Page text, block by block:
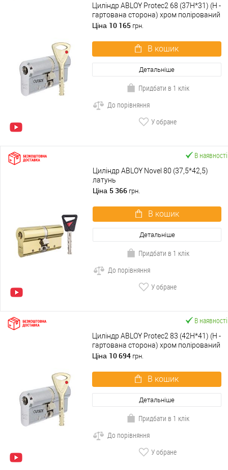
Циліндр ABLOY Protec2 68 (37H*31) (H -
гартована сторона) хром полірований
Ціна 10 165 грн.
В кошик
Детальніше
Придбати в 1 клік
До порівняння
У обране
В наявності
Циліндр ABLOY Novel 80 (37,5*42,5)
латунь
Ціна 5 366 грн.
В кошик
Детальніше
Придбати в 1 клік
До порівняння
У обране
В наявності
Циліндр ABLOY Protec2 83 (42H*41) (H -
гартована сторона) хром полірований
Ціна 10 694 грн.
В кошик
Детальніше
Придбати в 1 клік
До порівняння
У обране